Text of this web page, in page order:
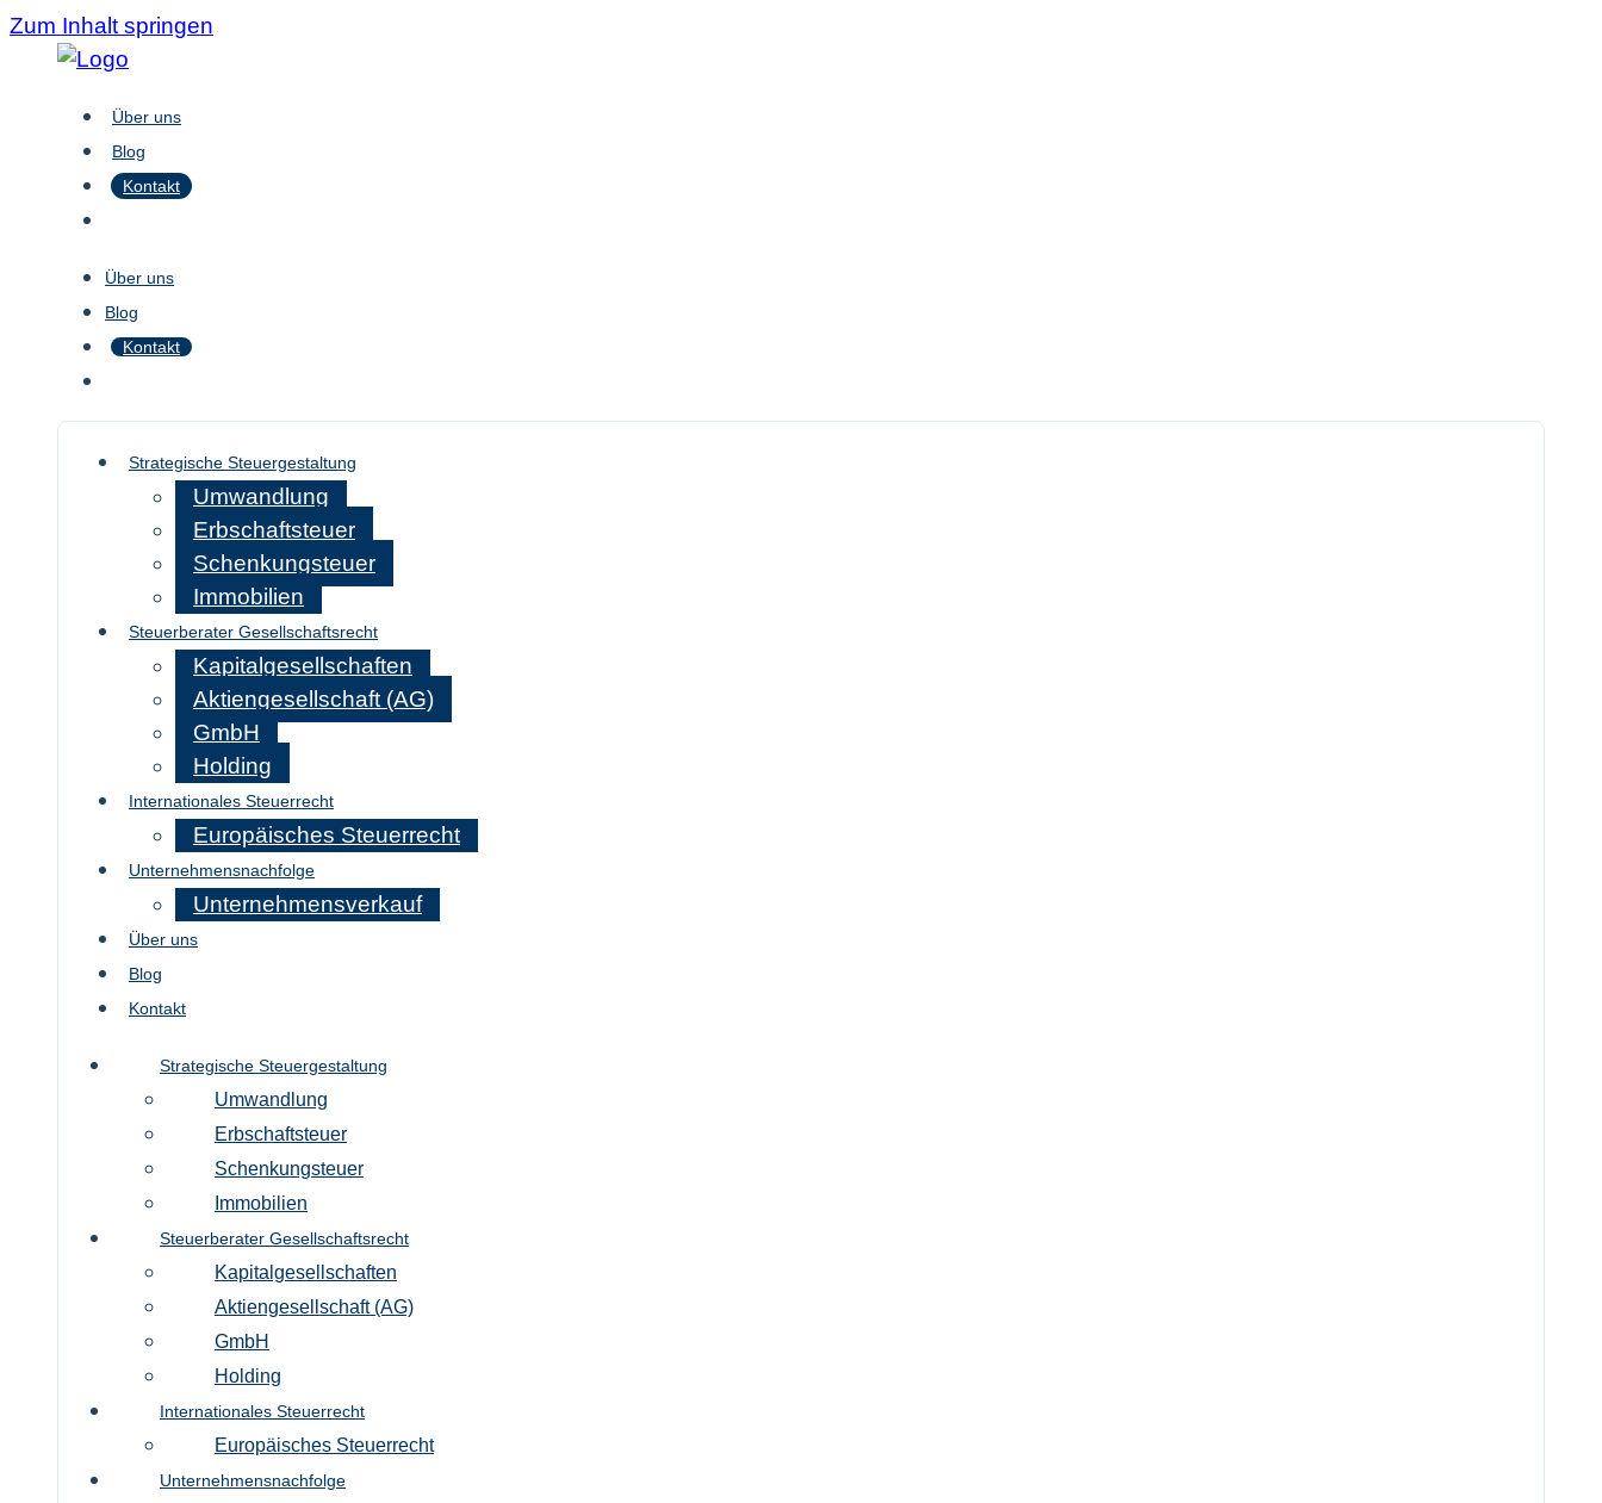
Zum Inhalt springen
Über uns
Blog
Kontakt
Über uns
Blog
Kontakt
Strategische Steuergestaltung
Umwandlung
Erbschaftsteuer
Schenkungsteuer
Immobilien
Steuerberater Gesellschaftsrecht
Kapitalgesellschaften
Aktiengesellschaft (AG)
GmbH
Holding
Internationales Steuerrecht
Europäisches Steuerrecht
Unternehmensnachfolge
Unternehmensverkauf
Über uns
Blog
Kontakt
Strategische Steuergestaltung
Umwandlung
Erbschaftsteuer
Schenkungsteuer
Immobilien
Steuerberater Gesellschaftsrecht
Kapitalgesellschaften
Aktiengesellschaft (AG)
GmbH
Holding
Internationales Steuerrecht
Europäisches Steuerrecht
Unternehmensnachfolge